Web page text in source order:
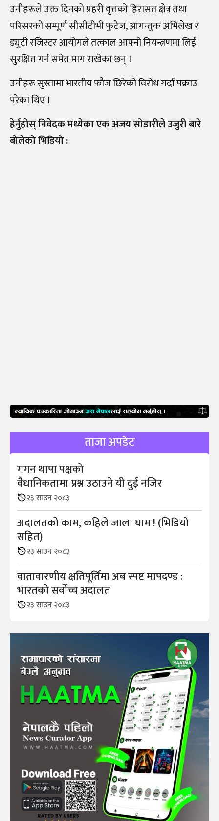
उनीहरूले उक्त दिनको प्रहरी वृत्तको हिरासत क्षेत्र तथा
परिसरको सम्पूर्ण सीसीटीभी फुटेज, आगन्तुक अभिलेख र
ड्युटी रजिस्टर आयोगले तत्काल आफ्नो नियन्त्रणमा लिई
सुरक्षित गर्न समेत माग राखेका छन् ।
उनीहरू सुस्तामा भारतीय फौज छिरेको विरोध गर्दा पक्राउ
परेका थिए ।
हेर्नुहोस् निवेदक मध्येका एक अजय सोडारीले उजुरी बारे
बोलेको भिडियो :
ताजा अपडेट
गगन थापा पक्षको
वैधानिकतामा प्रश्न उठाउने यी दुई नजिर
२३ साउन २०८३
अदालतको काम, कहिले जाला घाम ! (भिडियाे
सहित)
२३ साउन २०८३
वातावारणीय क्षतिपूर्तिमा अब स्पष्ट मापदण्ड :
भारतको सर्वोच्च अदालत
२३ साउन २०८३